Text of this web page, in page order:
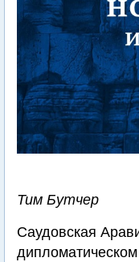
Тим Бутчер
Саудовская